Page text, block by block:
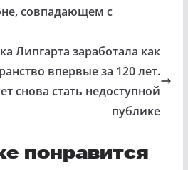
совпадающем с
Липгарта заработала как
впервые за 120 лет.
снова стать недоступной
публике
понравится